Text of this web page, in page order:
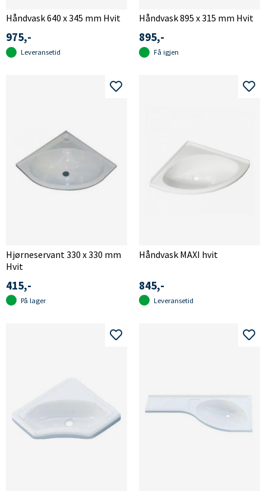
Håndvask 640 x 345 mm Hvit
975,-
Leveransetid
Håndvask 895 x 315 mm Hvit
895,-
Få igjen
Hjørneservant 330 x 330 mm
Hvit
415,-
På lager
Håndvask MAXI hvit
845,-
Leveransetid